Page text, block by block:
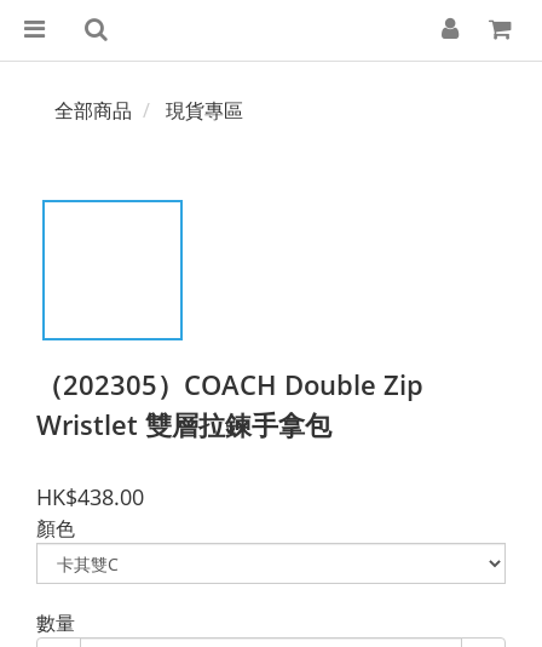
全部商品 現貨專區
（202305）COACH Double Zip
Wristlet 雙層拉鍊手拿包
HK$438.00
顏色
數量